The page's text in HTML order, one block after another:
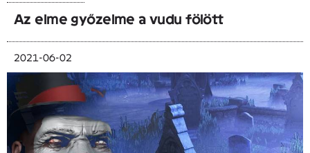
Az elme győzelme a vudu fölött
2021-06-02